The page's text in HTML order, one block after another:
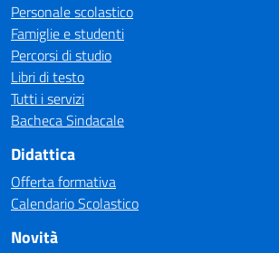
Personale scolastico
Famiglie e studenti
Percorsi di studio
Libri di testo
Tutti i servizi
Bacheca Sindacale
Didattica
Offerta formativa
Calendario Scolastico
Novità